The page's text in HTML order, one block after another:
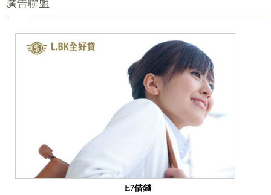
廣告聯盟
E7借錢